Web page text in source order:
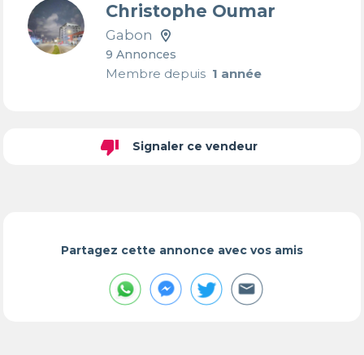
Christophe Oumar
Gabon
9 Annonces
Membre depuis1 année
thumb_down Signaler ce vendeur
Partagez cette annonce avec vos amis